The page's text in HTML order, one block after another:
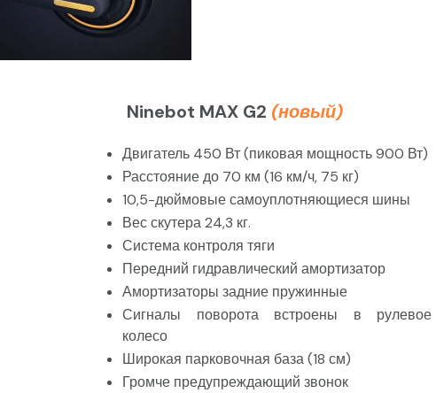
Ninebot MAX G2 (новый)
Двигатель 450 Вт (пиковая мощность 900 Вт)
Расстояние до 70 км (16 км/ч, 75 кг)
10,5-дюймовые самоуплотняющиеся шины
Вес скутера 24,3 кг.
Система контроля тяги
Передний гидравлический амортизатор
Амортизаторы задние пружинные
Сигналы поворота встроены в рулевое
колесо
Широкая парковочная база (18 см)
Громче предупреждающий звонок